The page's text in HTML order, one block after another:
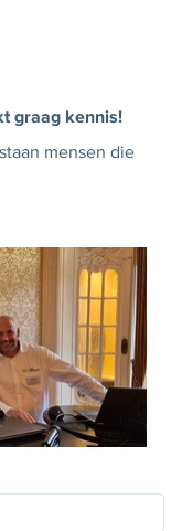
graag kennis!
mensen die